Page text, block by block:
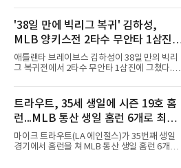
열린 휴스턴 애스트로스전에 9번 타자 2루수로
나서 2타수 1안타를 기록, 타율
입한 결과다.한화 왕옌청과 키움 가나쿠보 유토
는 입지가 확고하다. 왕옌청은 21경기 10승 4패,
평균자책점 3.34로 다승 공동 선두이자 3경기 연
속 퀄리티스타트를 기록 중이다. 가나쿠보는 5
승 4패 13세이브 10홀드, 평균자책점 2.95로 외
국인 최초 10홀드·10세이브를 동시에 달성했
다.kt 스기모토 고키는 전반기 42경기 평균자책
17홀드 공동 선두에 올랐다. SSG 타케다 쇼타도
전반기 1승 7패, 평균자책점
'38일 만에 빅리그 복귀' 김하성,
MLB 양키스전 2타수 무안타 1삼진...
시즌 타율 0.067
애틀랜타 브레이브스 김하성이 38일 만의 빅리
그 복귀전에서 2타수 무안타 1삼진에 그쳤다.김
에서 열린 2026 MLB 뉴욕 양키스와의 원정 경
기에 9번 타자 유격수로 선발 출전했다. 시즌 타
율은 0.068에서 0.067(75타수 5안타)로 떨어졌
다.2회초 2사 1루에서는 양키스 좌완 선발 맥스
프리드의 6구째 몸쪽 싱킹 패스트볼을 쳐 유격
수 뜬공으로 아웃됐고, 5회초에는 루킹 삼진을
당했다. 1-0으로 앞선 8회초 1사에서 대타 도미
트라우트, 35세 생일에 시즌 19호 홈
런...MLB 통산 생일 홈런 6개로 최다
타이
마이크 트라우트(LA 에인절스)가 35번째 생일
경기에서 홈런을 쳐 MLB 통산 생일 홈런 6개로